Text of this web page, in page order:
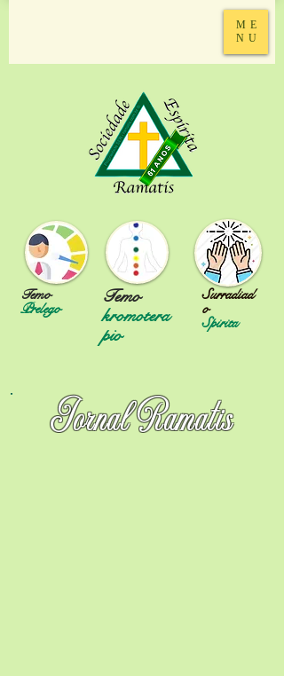
ME
NU
Temo
Prelego
Surradiad
o
Spirita
Temo
kromotera
pio
Jornal Ramatis